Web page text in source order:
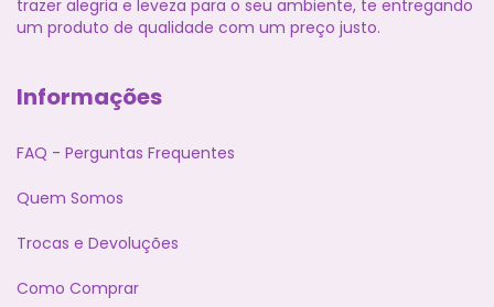
trazer alegria e leveza para o seu ambiente, te entregando
um produto de qualidade com um preço justo.
Informações
FAQ - Perguntas Frequentes
Quem Somos
Trocas e Devoluções
Como Comprar